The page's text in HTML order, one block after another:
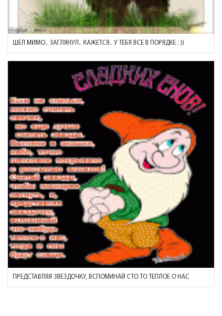
ШЕЛ МИМО.. ЗАГЛЯНУЛ.. КАЖЕТСЯ.. У ТЕБЯ ВСЕ В ПОРЯДКЕ : ))
ПРЕДСТАВЛЯЯ ЗВЕЗДОЧКУ, ВСПОМИНАЙ СТО ТО ТЕПЛОЕ О НАС